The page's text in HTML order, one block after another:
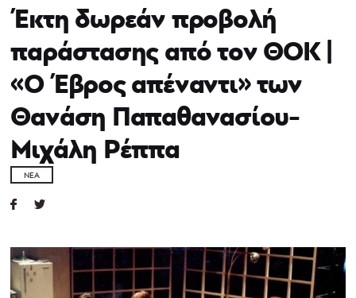
Έκτη δωρεάν προβολή
παράστασης από τον ΘΟΚ |
«Ο Έβρος απέναντι» των
Θανάση Παπαθανασίου-
Μιχάλη Ρέππα
ΝΈΑ